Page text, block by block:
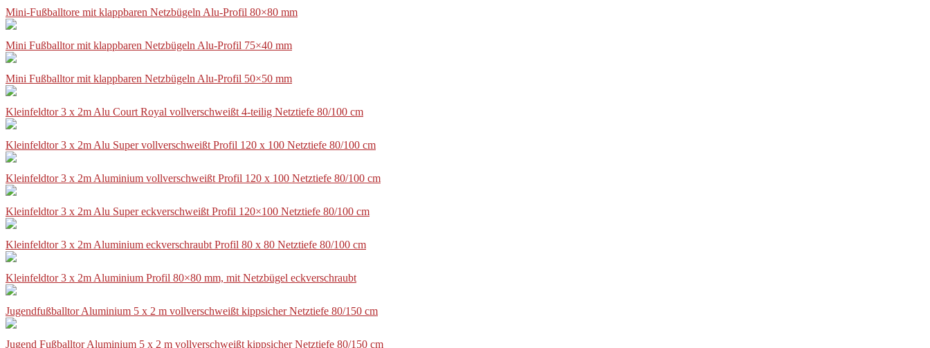
Mini-Fußballtore mit klappbaren Netzbügeln Alu-Profil 80×80 mm
Mini Fußballtor mit klappbaren Netzbügeln Alu-Profil 75×40 mm
Mini Fußballtor mit klappbaren Netzbügeln Alu-Profil 50×50 mm
Kleinfeldtor 3 x 2m Alu Court Royal vollverschweißt 4-teilig Netztiefe 80/100 cm
Kleinfeldtor 3 x 2m Alu Super vollverschweißt Profil 120 x 100 Netztiefe 80/100 cm
Kleinfeldtor 3 x 2m Aluminium vollverschweißt Profil 120 x 100 Netztiefe 80/100 cm
Kleinfeldtor 3 x 2m Alu Super eckverschweißt Profil 120×100 Netztiefe 80/100 cm
Kleinfeldtor 3 x 2m Aluminium eckverschraubt Profil 80 x 80 Netztiefe 80/100 cm
Kleinfeldtor 3 x 2m Aluminium Profil 80×80 mm, mit Netzbügel eckverschraubt
Jugendfußballtor Aluminium 5 x 2 m vollverschweißt kippsicher Netztiefe 80/150 cm
Jugend Fußballtor Aluminium 5 x 2 m vollverschweißt kippsicher Netztiefe 80/150 cm